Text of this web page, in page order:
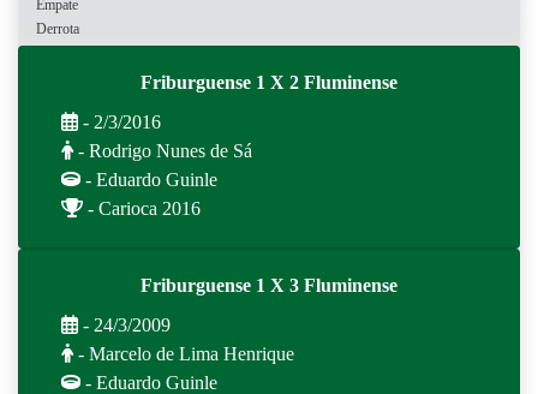
Empate
Derrota
Friburguense 1 X 2 Fluminense
- 2/3/2016
- Rodrigo Nunes de Sá
- Eduardo Guinle
- Carioca 2016
Friburguense 1 X 3 Fluminense
- 24/3/2009
- Marcelo de Lima Henrique
- Eduardo Guinle